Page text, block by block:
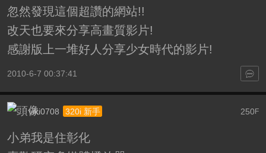
忽然發現這個超讚的網站!!
改天也要來分享高畫質影片!
感謝版上一堆好人分享少女時代的影片!
2010-6-7 00:37:41
250F
viki0708 320i 新手
小弟我是住彰化